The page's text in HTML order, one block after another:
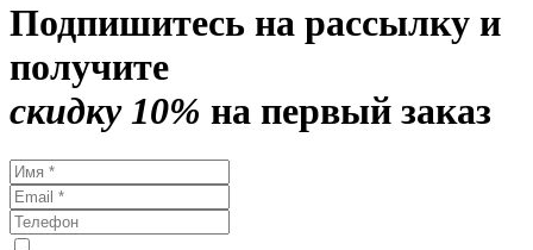
Подпишитесь на рассылку и
получите
скидку 10% на первый заказ